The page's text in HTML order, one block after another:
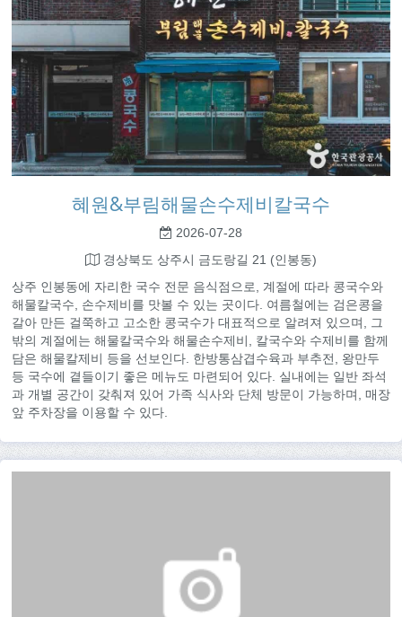
혜원&부림해물손수제비칼국수
2026-07-28
경상북도 상주시 금도랑길 21 (인봉동)
상주 인봉동에 자리한 국수 전문 음식점으로, 계절에 따라 콩국수와
해물칼국수, 손수제비를 맛볼 수 있는 곳이다. 여름철에는 검은콩을
갈아 만든 걸쭉하고 고소한 콩국수가 대표적으로 알려져 있으며, 그
밖의 계절에는 해물칼국수와 해물손수제비, 칼국수와 수제비를 함께
담은 해물칼제비 등을 선보인다. 한방통삼겹수육과 부추전, 왕만두
등 국수에 곁들이기 좋은 메뉴도 마련되어 있다. 실내에는 일반 좌석
과 개별 공간이 갖춰져 있어 가족 식사와 단체 방문이 가능하며, 매장
앞 주차장을 이용할 수 있다.